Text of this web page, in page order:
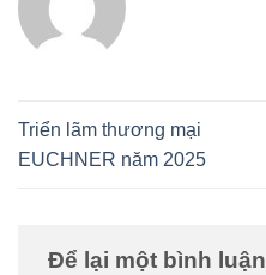
Triển lãm thương mại
EUCHNER năm 2025
Để lại một bình luận